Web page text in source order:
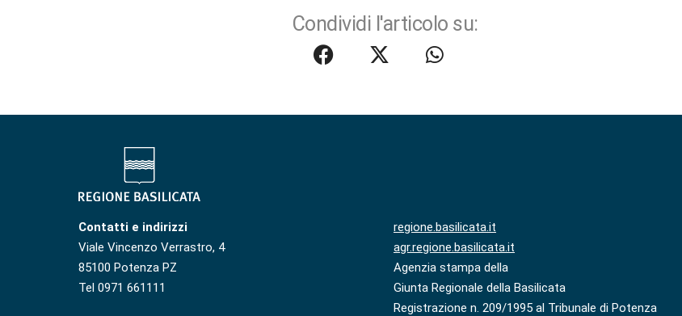
Condividi l'articolo su:
Contatti e indirizzi
Viale Vincenzo Verrastro, 4
85100 Potenza PZ
Tel 0971 661111
regione.basilicata.it
agr.regione.basilicata.it
Agenzia stampa della
Giunta Regionale della Basilicata
Registrazione n. 209/1995 al Tribunale di Potenza